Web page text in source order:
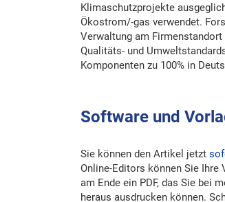
Klimaschutzprojekte
Ökostrom/-gas verwendet.
Verwaltung am
Qualitäts- und
Komponenten zu 100% in
Software und
Sie können den Artikel jetzt
Online-Editors können Sie
am Ende ein PDF, das Sie bei
heraus ausdrucken können.